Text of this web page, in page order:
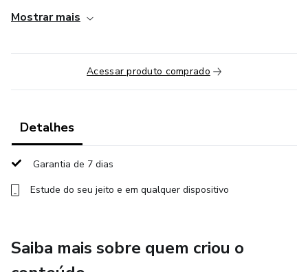
Mostrar mais
Acessar produto comprado
Detalhes
Garantia de 7 dias
Estude do seu jeito e em qualquer dispositivo
Saiba mais sobre quem criou o